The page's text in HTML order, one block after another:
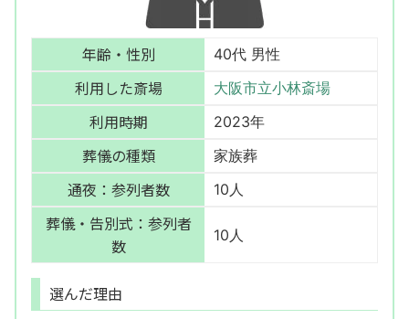
年齢・性別 40代 男性
利用した斎場 大阪市立小林斎場
利用時期 2023年
葬儀の種類 家族葬
通夜：参列者数 10人
葬儀・告別式：参列者
数
10人
選んだ理由